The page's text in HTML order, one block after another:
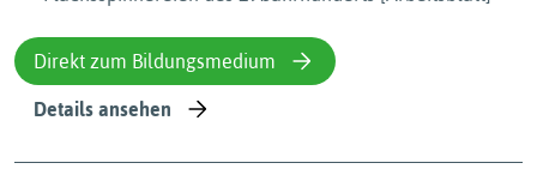
Direkt zum Bildungsmedium
Details ansehen